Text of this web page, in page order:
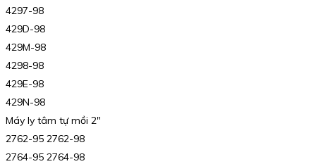
4297-98
429D-98
429M-98
4298-98
429E-98
429N-98
Máy ly tâm tự mồi 2″
2762-95 2762-98
2764-95 2764-98